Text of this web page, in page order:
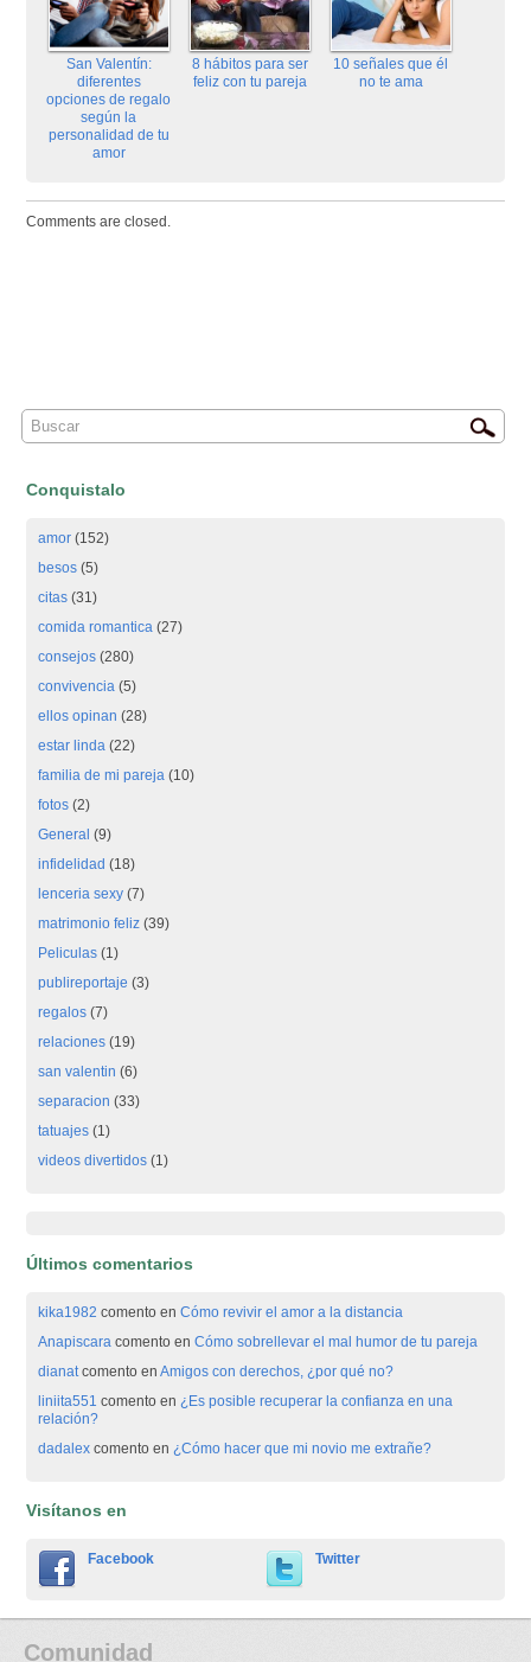
San Valentín:
diferentes
opciones de regalo
según la
personalidad de tu
amor
8 hábitos para ser
feliz con tu pareja
10 señales que él
no te ama
Comments are closed.
Conquistalo
amor (152)
besos (5)
citas (31)
comida romantica (27)
consejos (280)
convivencia (5)
ellos opinan (28)
estar linda (22)
familia de mi pareja (10)
fotos (2)
General (9)
infidelidad (18)
lenceria sexy (7)
matrimonio feliz (39)
Peliculas (1)
publireportaje (3)
regalos (7)
relaciones (19)
san valentin (6)
separacion (33)
tatuajes (1)
videos divertidos (1)
Últimos comentarios
kika1982 comento enCómo revivir el amor a la distancia
Anapiscara comento enCómo sobrellevar el mal humor de tu pareja
dianatcomento enAmigos con derechos, ¿por qué no?
liniita551 comento en¿Es posible recuperar la confianza en una
relación?
dadalex comento en¿Cómo hacer que mi novio me extrañe?
Visítanos en
Facebook Twitter
Comunidad